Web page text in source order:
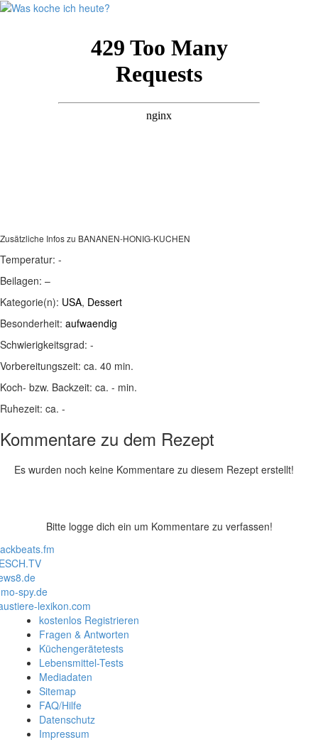
Zusätzliche Infos zu BANANEN-HONIG-KUCHEN
Temperatur: -
Beilagen: –
Kategorie(n): USA, Dessert
Besonderheit: aufwaendig
Schwierigkeitsgrad: -
Vorbereitungszeit: ca. 40 min.
Koch- bzw. Backzeit: ca. - min.
Ruhezeit: ca. -
Kommentare zu dem Rezept
Es wurden noch keine Kommentare zu diesem Rezept erstellt!
Bitte logge dich ein um Kommentare zu verfassen!
spy.de
lexikon.com
kostenlos Registrieren
Fragen & Antworten
Küchengerätetests
Lebensmittel-Tests
Mediadaten
Sitemap
FAQ/Hilfe
Datenschutz
Impressum